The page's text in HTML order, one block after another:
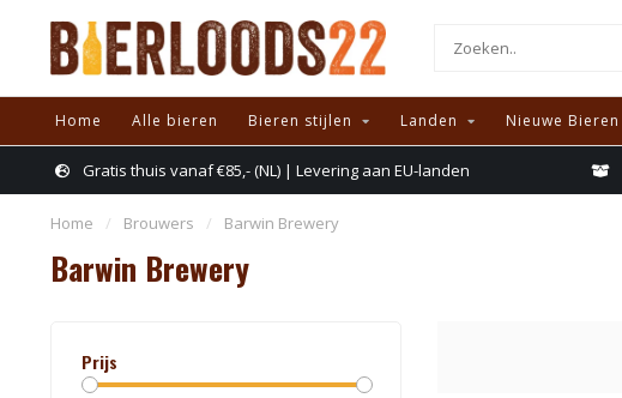
Home Alle bieren Bieren stijlen Landen Nieuwe Bieren
Gratis thuis vanaf €85,- (NL) | Levering aan EU-landen
Home / Brouwers / Barwin Brewery
Barwin Brewery
Prijs